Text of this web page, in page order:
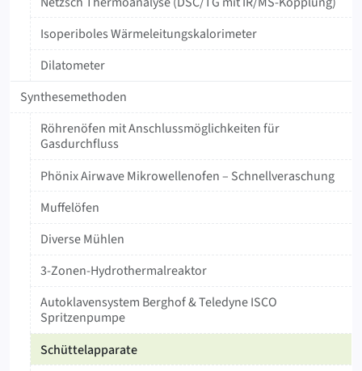
Isoperiboles Wärmeleitungskalorimeter
Dilatometer
Synthesemethoden
Röhrenöfen mit Anschlussmöglichkeiten für
Gasdurchfluss
Phönix Airwave Mikrowellenofen – Schnellveraschung
Muffelöfen
Diverse Mühlen
3-Zonen-Hydrothermalreaktor
Autoklavensystem Berghof & Teledyne ISCO
Spritzenpumpe
Schüttelapparate